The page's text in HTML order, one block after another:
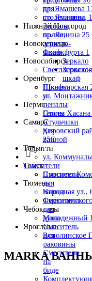
для
столешницы
Зеркала,
полки,
зеркало-
шкаф
Зеркало
Зеркало-
шкаф
Шкафы
и
пеналы
Столы
Стульчики
для
ванной
Смесители
Смесители
для
ванны
Смесители
для
душа
Смеситель
для
раковины
Смесители
на
биде
пр. Ямашева
пр. Ямашева,
Нижний Новгород
пр. Ленина 25
Новокузнецк
Франкфурта 1
Новосибирск
Оренбург
Пролетарская
ул.
Пермь
Героев
Самара
Кировский
25С
Тольятти
ул.
Томск
Проспект
Тюмень
Народная ул.,
Чебоксары
Молодежный
Ярославль
Всполинское
MARKA